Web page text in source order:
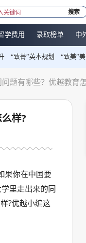
搜索
学费用 录取榜单 中
“致菁”英本规划 “致美”
题有哪些？优越教育
样?
果你在中国要
里走出来的同
?优越小编这